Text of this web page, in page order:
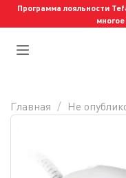
Программа лояльности
Главная Не